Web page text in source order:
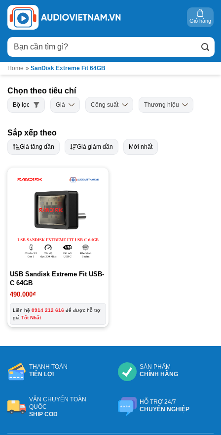
Bỏ
qua
nội
dung
Tìm
kiếm:
Giỏ hàng
Home » SanDisk Extreme Fit 64GB
Chọn theo tiêu chí
Bộ lọc Giá Công suất Thương hiệu
Sắp xếp theo
Giá tăng dần Giá giảm dần Mới nhất
USB Sandisk Extreme Fit USB-
C 64GB
490.000₫
Liên hệ 0914 212 616 để được hỗ trợ
giá Tốt Nhất
THANH TOÁN
TIỆN LỢI
SẢN PHẨM
CHÍNH HÃNG
VẬN CHUYỂN TOÀN
QUỐC
SHIP COD
HỖ TRỢ 24/7
CHUYÊN NGHIỆP